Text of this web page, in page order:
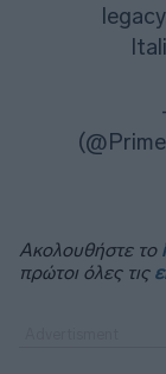
Ακολουθήστε το
πρώτοι όλες τις